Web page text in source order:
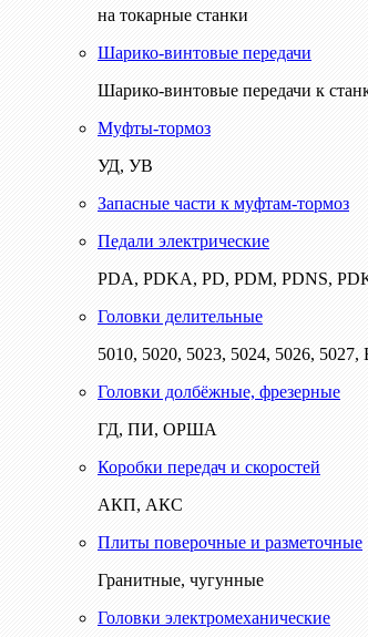
на токарные станки
Шарико-винтовые передачи
Шарико-винтовые передачи к
Муфты-тормоз
УД, УВ
Запасные части к муфтам-тормоз
Педали электрические
PDA, PDKA, PD, PDM, PDNS,
Головки делительные
5010, 5020, 5023, 5024, 5026,
Головки долбёжные, фрезерные
ГД, ПИ, ОРША
Коробки передач и скоростей
АКП, АКС
Плиты поверочные и разметочные
Гранитные, чугунные
Головки электромеханические